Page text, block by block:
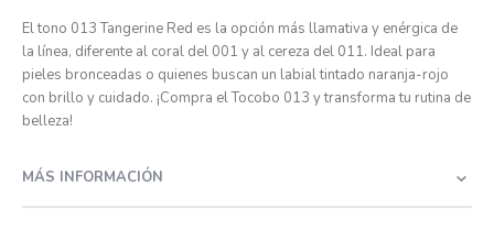
El tono 013 Tangerine Red es la opción más llamativa y enérgica de
la línea, diferente al coral del 001 y al cereza del 011. Ideal para
pieles bronceadas o quienes buscan un labial tintado naranja-rojo
con brillo y cuidado. ¡Compra el Tocobo 013 y transforma tu rutina de
belleza!
MÁS INFORMACIÓN